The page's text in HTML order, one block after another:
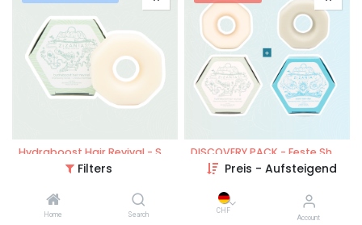
Filters Preis - Aufsteigend
Home Search
CHF
Account
14.80CHF 25.20CHF